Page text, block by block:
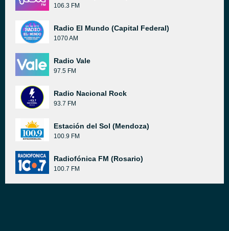
106.3 FM
Radio El Mundo (Capital Federal)
1070 AM
Radio Vale
97.5 FM
Radio Nacional Rock
93.7 FM
Estación del Sol (Mendoza)
100.9 FM
Radiofónica FM (Rosario)
100.7 FM